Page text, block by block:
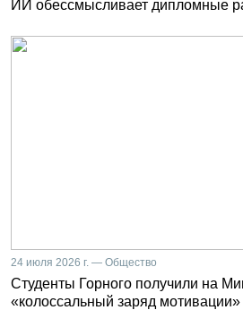
ИИ обессмысливает дипломные
24 июля 2026 г. — Общество
Студенты Горного получили на
«колоссальный заряд мотивации»